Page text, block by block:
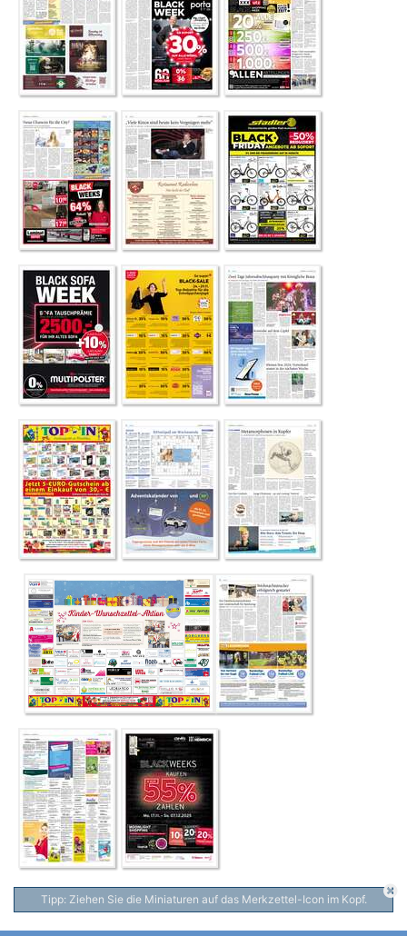
Tipp: Ziehen Sie die Miniaturen auf das Merkzettel-Icon im Kopf.